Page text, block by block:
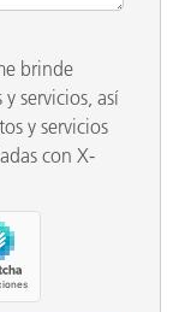
brinde
servicios, así
y servicios
con X-